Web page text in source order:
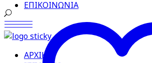
ΑΡΧΙΚΗ
ΕΠΙΚΟΙΝΩΝΙΑ